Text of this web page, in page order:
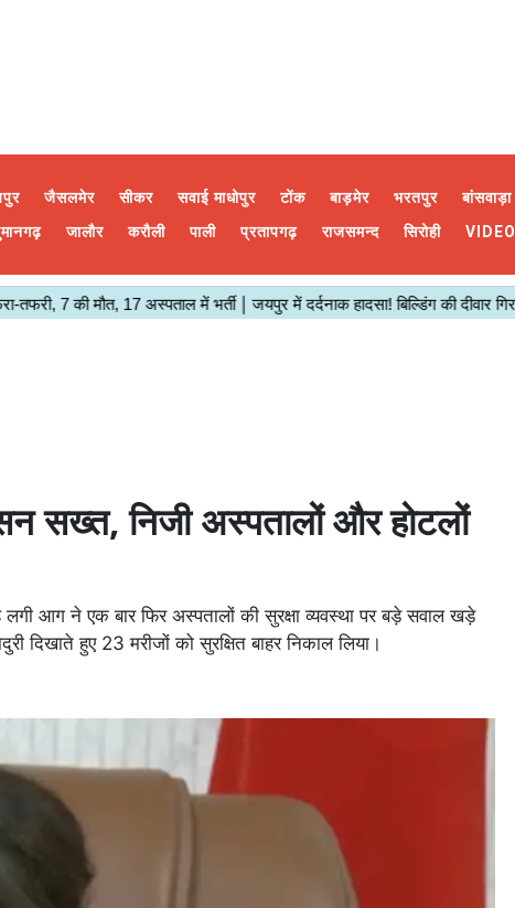
जैसलमेर सीकर सवाई माधोपुर टोंक बाड़मेर भरतपुर बांसवाड़ा
जालौर करौली पाली प्रतापगढ़ राजसमन्द सिरोही VIDEO
सख्त, निजी अस्पतालों और होटलों
आग ने एक बार फिर अस्पतालों की सुरक्षा व्यवस्था पर बड़े सवाल खड़े
दिखाते हुए 23 मरीजों को सुरक्षित बाहर निकाल लिया।